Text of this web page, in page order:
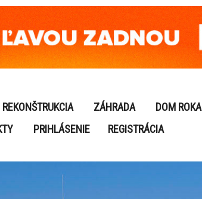
REKONŠTRUKCIA ZÁHRADA DOM ROKA
PRIHLÁSENIE REGISTRÁCIA